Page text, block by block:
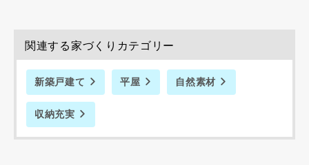
関連する家づくりカテゴリー
新築戸建て 平屋 自然素材
収納充実
同居する家族構成